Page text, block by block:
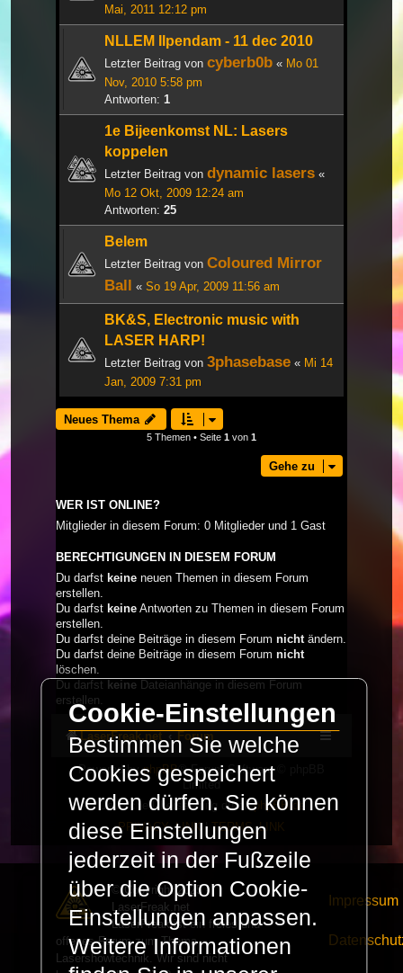
Mai, 2011 12:12 pm
NLLEM Ilpendam - 11 dec 2010
Letzter Beitrag von cyberb0b « Mo 01
Nov, 2010 5:58 pm
Antworten: 1
1e Bijeenkomst NL: Lasers
koppelen
Letzter Beitrag von dynamic lasers «
Mo 12 Okt, 2009 12:24 am
Antworten: 25
Belem
Letzter Beitrag von Coloured Mirror
Ball « So 19 Apr, 2009 11:56 am
BK&S, Electronic music with
LASER HARP!
Letzter Beitrag von 3phasebase « Mi 14
Jan, 2009 7:31 pm
Neues Thema
5 Themen • Seite 1 von 1
Gehe zu
WER IST ONLINE?
Mitglieder in diesem Forum: 0 Mitglieder und 1 Gast
BERECHTIGUNGEN IN DIESEM FORUM
Du darfst keine neuen Themen in diesem Forum
erstellen.
Du darfst keine Antworten zu Themen in diesem Forum
erstellen.
Du darfst deine Beiträge in diesem Forum nichtändern.
Du darfst deine Beiträge in diesem Forum nicht
löschen.
Du darfst keine Dateianhänge in diesem Forum
erstellen.
LaserFreak.net Forum
Powered byphpBB® Forum Software © phpBB
Limited
Deutsche Übersetzung durchphpBB.de
PRIVACY_LINK| TERMS_LINK
© Copyright 2025 -
LaserFreak.net
LaserFreak ist ein freies und
offenes Forum zum Thema
Lasershowtechnik. Wir sind nicht
Impressum
Cookie-Einstellungen
Bestimmen Sie welche
Cookies gespeichert
werden dürfen. Sie können
diese Einstellungen
jederzeit in der Fußzeile
über die Option Cookie-
Einstellungen anpassen.
Weitere Informationen